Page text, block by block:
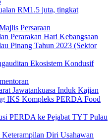
RM1.5 juta, tingkat
Persaraan
Perarakan Hari Kebangsaan
Pinang Tahun 2023 (Sektor
Ekosistem Kondusif
Jawatankuasa Induk Kajian
IKS Kompleks PERDA Food
PERDA ke Pejabat TYT Pulau
Diri Usahawan